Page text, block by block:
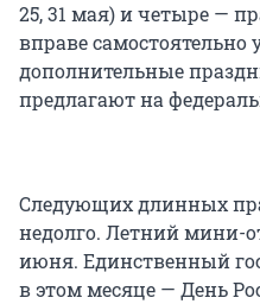
25, 31 мая) и четыре —
вправе самостоятельно
дополнительные
предлагают на
Следующих длинных
недолго. Летний мини-
июня. Единственный
в этом месяце — День